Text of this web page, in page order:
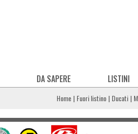
DA SAPERE LISTINI
Home Fuori listino Ducati